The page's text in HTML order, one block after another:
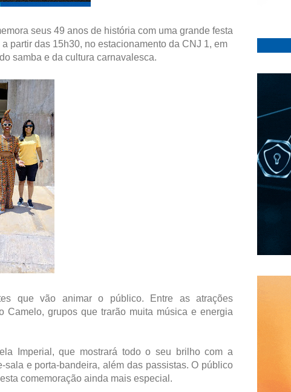
seus 49 anos de história com uma grande festa
partir das 15h30, no estacionamento da CNJ 1, em
samba e da cultura carnavalesca.
que vão animar o público. Entre as atrações
grupos que trarão muita música e energia
Imperial, que mostrará todo o seu brilho com a
e porta-bandeira, além das passistas. O público
comemoração ainda mais especial.